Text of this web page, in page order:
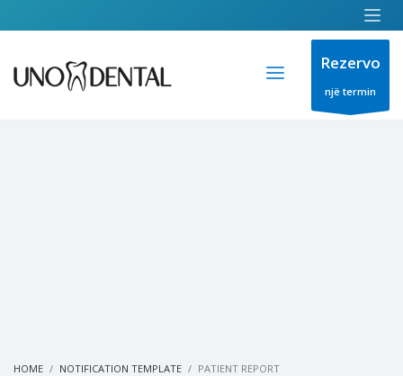
Rezervo
një termin
HOME NOTIFICATION TEMPLATE PATIENT REPORT